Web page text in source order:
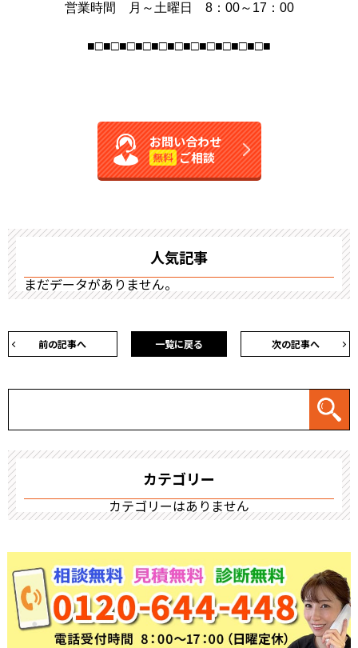
営業時間 月～土曜日 8：00～17：00
■□■□■□■□■□■□■□■□■□■□■□■
お問い合わせ
無料 ご相談
人気記事
まだデータがありません。
前の記事へ 次の記事へ
一覧に戻る
カテゴリー
カテゴリーはありません